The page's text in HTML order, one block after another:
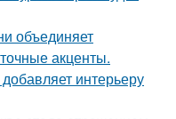
объединяет
акценты.
интерьеру